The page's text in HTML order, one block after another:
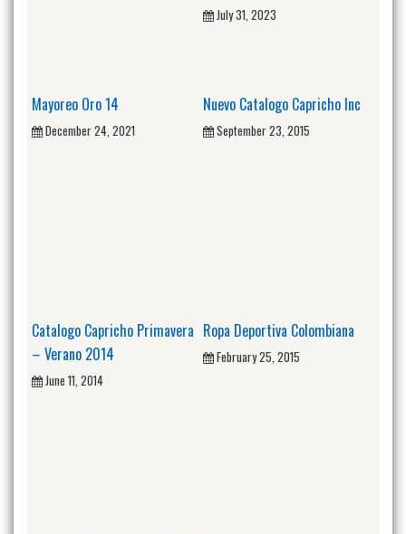
July 31, 2023
Mayoreo Oro 14
December 24, 2021
Nuevo Catalogo Capricho Inc
September 23, 2015
Catalogo Capricho Primavera
– Verano 2014
June 11, 2014
Ropa Deportiva Colombiana
February 25, 2015